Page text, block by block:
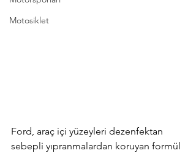
Motosiklet
Ford, araç içi yüzeyleri dezenfektan
sebepli yıpranmalardan koruyan formül